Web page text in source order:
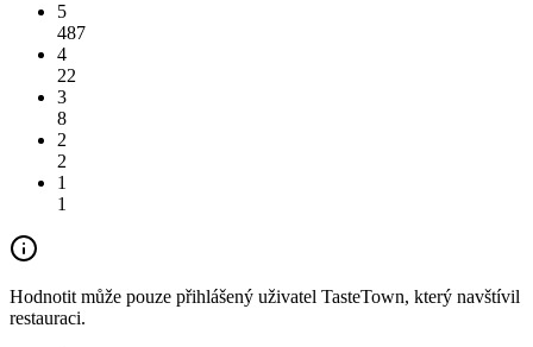
5
487
4
22
3
8
2
2
1
1
Hodnotit může pouze přihlášený uživatel TasteTown, který navštívil
restauraci.